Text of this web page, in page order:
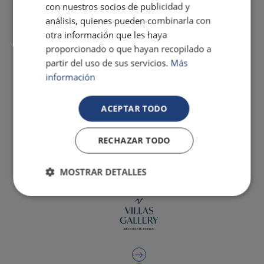
con nuestros socios de publicidad y
análisis, quienes pueden combinarla con
otra información que les haya
proporcionado o que hayan recopilado a
partir del uso de sus servicios. Más
información
ACEPTAR TODO
RECHAZAR TODO
MOSTRAR DETALLES